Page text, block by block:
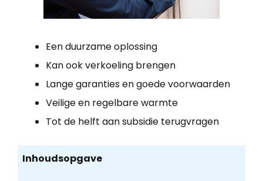
Een duurzame oplossing
Kan ook verkoeling brengen
Lange garanties en goede voorwaarden
Veilige en regelbare warmte
Tot de helft aan subsidie terugvragen
Inhoudsopgave